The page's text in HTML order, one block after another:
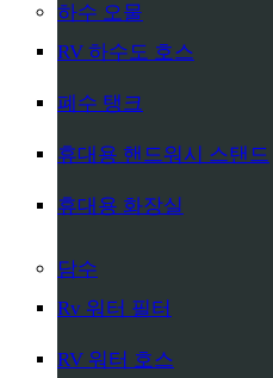
하수 오물
RV 하수도 호스
폐수 탱크
휴대용 핸드워시 스탠드
휴대용 화장실
담수
Rv 워터 필터
RV 워터 호스